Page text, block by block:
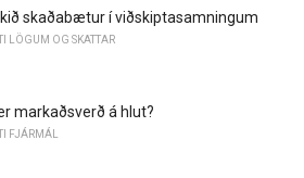
skaðabætur í viðskiptasamningum
LÖGUM OG SKATTAR
markaðsverð á hlut?
FJÁRMÁL